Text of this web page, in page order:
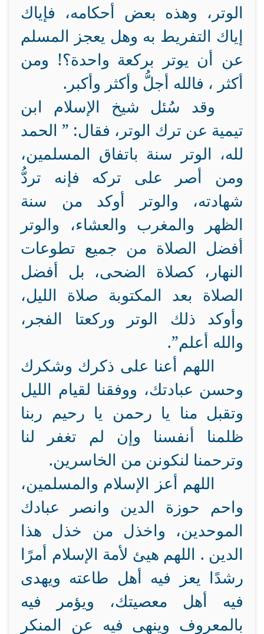
الوتر، وهذه بعض أحكامه، فإياك
إياك التفريط به وهل يعجز المسلم
عن أن يوتر بركعة واحدة؟! ومن
أكثر ، فالله أجلُّ وأكثر وأكبر.
وقد سُئل شيخ الإسلام ابن
تيمية عن ترك الوتر، فقال: ” الحمد
لله، الوتر سنة باتفاق المسلمين،
ومن أصر على تركه فإنه تردُّ
شهادته، والوتر أوكد من سنة
الظهر والمغرب والعشاء، والوتر
أفضل الصلاة من جميع تطوعات
النهار، كصلاة الضحى، بل أفضل
الصلاة بعد المكتوبة صلاة الليل،
وأوكد ذلك الوتر وركعتا الفجر،
والله أعلم”.
اللهم أعنا على ذكرك وشكرك
وحسن عبادتك، ووفقنا لقيام الليل
وتقبل منا يا رحمن يا رحيم ربنا
ظلمنا أنفسنا وإن لم تغفر لنا
وترحمنا لنكونن من الخاسرين.
اللهم أعز الإسلام والمسلمين،
واحم حوزة الدين وانصر عبادك
الموحدين، واخذل من خذل هذا
الدين . اللهم هيئ لأمة الإسلام أمرًا
رشدًا يعز فيه أهل طاعته ويهدى
فيه أهل معصيتك، ويؤمر فيه
بالمعروف وينهى فيه عن المنكر